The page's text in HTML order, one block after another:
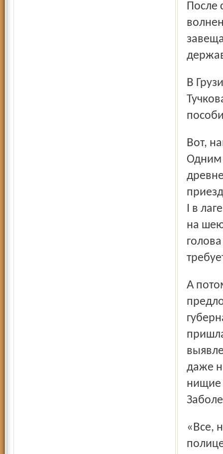
После
В Грузии особо был востребован дипломатический дар
Вот, например, уважение к старинным обычаям народа.
Одним
I в
на
А потом была война с Персией. Сергею Тучкову было
даже
нищие
«Все, начиная с митрополита и до последнего